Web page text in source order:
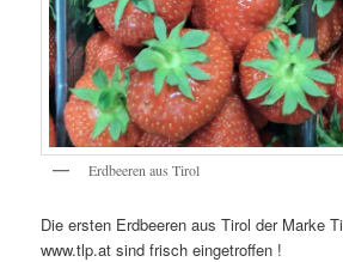
Erdbeeren aus Tirol
Die ersten Erdbeeren aus Tirol der Marke
www.tlp.at sind frisch eingetroffen !